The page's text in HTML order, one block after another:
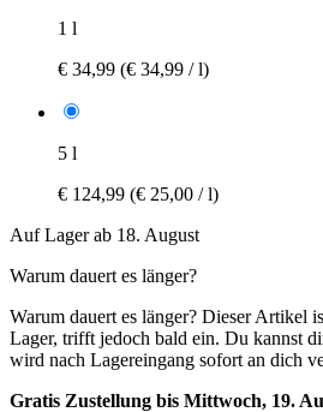
1 l
€ 34,99 (€ 34,99 / l)
5 l
€ 124,99 (€ 25,00 / l)
Auf Lager ab 18. August
Warum dauert es länger?
Warum dauert es länger? Dieser Artikel
Lager, trifft jedoch bald ein. Du kannst
wird nach Lagereingang sofort an dich
Gratis Zustellung bis Mittwoch, 19.